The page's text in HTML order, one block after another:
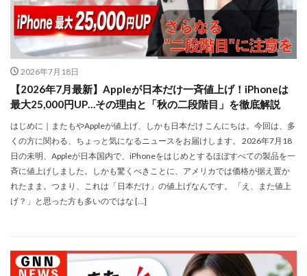
2026年7月18日
【2026年7月最新】Appleが日本だけ一斉値上げ！iPhoneは
最大25,000円UP…その理由と「秋の二段階目」を徹底解説
はじめに｜またもやAppleが値上げ、しかも日本だけ こんにちは。今回は、多
くの方に関わる、ちょっと気になるニュースをお届けします。 2026年7月18
日の未明、Appleが日本国内で、iPhoneをはじめとするほぼすべての製品を一
斉に値上げしました。しかも驚くべきことに、アメリカでは価格が据え置か
れたまま。つまり、これは「日本だけ」の値上げなんです。 「え、また値上
げ？」と思った方も多いのではな […]
MacBook Pro 2026
macOS Sequoia 15.3
macOS Tahoe 26.4
MacStudio
Mamiya
Microsoft
Moomshot AI NIIKOR Z
nikkor
NIKKOR 70-200 f/2.8 VR S Ⅱ
NIKKOR Z 120-300mm
NIKKOR Z 120-300mm f/2.8 TC
NIKKOR Z 24-105mm f/4-7.1
NIKKOR Z 24-70mm f/2.8 S II
NIKKOR Z 28-135mm f/4 PZ
NIKKOR Z 70-200mm f/2.8 VR S II